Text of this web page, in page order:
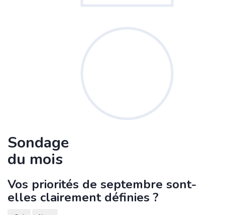
Sondage
du mois
Vos priorités de septembre sont-
elles clairement définies ?